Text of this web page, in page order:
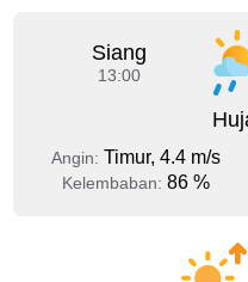
Siang
13:00
Angin: Timur, 4.4 m/s
Kelembaban: 86 %